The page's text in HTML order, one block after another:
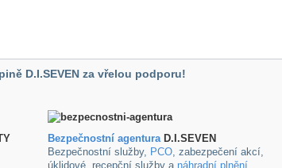
D.I.SEVEN za vřelou podporu!
Bezpečnostní agenturaD.I.SEVEN
Bezpečnostní služby, PCO, zabezpečení akcí,
úklidové ,recepční služby a náhradní plnění